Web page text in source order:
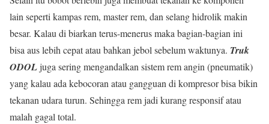
lain seperti kampas rem, master rem, dan selang hidrolik makin
besar. Kalau di biarkan terus-menerus maka bagian-bagian ini
bisa aus lebih cepat atau bahkan jebol sebelum waktunya. Truk
ODOLjuga sering mengandalkan sistem rem angin (pneumatik)
yang kalau ada kebocoran atau gangguan di kompresor bisa bikin
tekanan udara turun. Sehingga rem jadi kurang responsif atau
malah gagal total.